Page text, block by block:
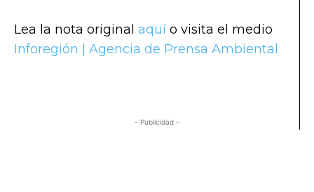
Lea la nota original aquí o visita el medio
Inforegión | Agencia de Prensa Ambiental
- Publicidad -